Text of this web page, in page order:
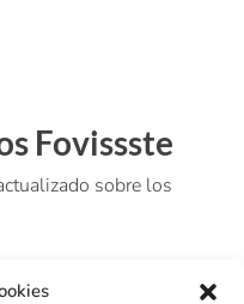
Fovissste
sobre los